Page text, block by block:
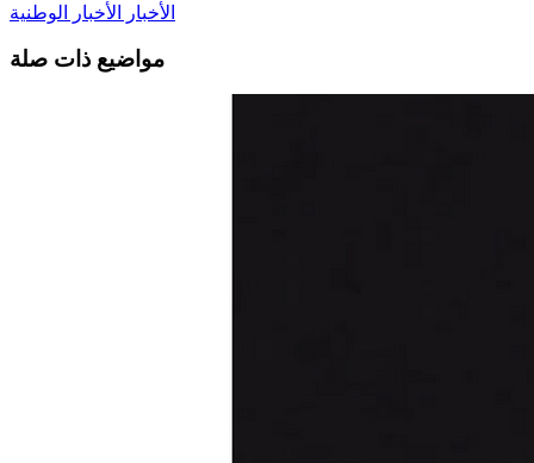
الأخبار الأخبار الوطنية
مواضيع ذات صلة